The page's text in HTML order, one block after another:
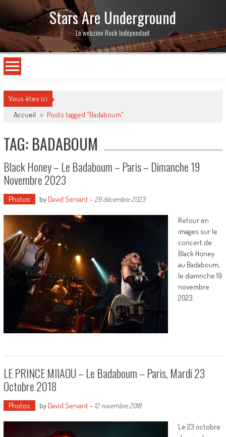
Stars Are Underground
Le webzine Rock Indépendant
Vous êtes ici
Accueil > Posts tagged "Badaboum"
TAG: BADABOUM
Black Honey – Le Badaboum – Paris – Dimanche 19
Novembre 2023
Photos by David Servant- 29 décembre 2023
Retour en
images sur le
concert de
Black Honey
au Badaboum,
le diamnche 19
novembre
2023.
LE PRINCE MIIAOU – Le Badaboum – Paris, Mardi 23
Octobre 2018
Photos by David Servant- 12 novembre 2018
Le 23 octobre